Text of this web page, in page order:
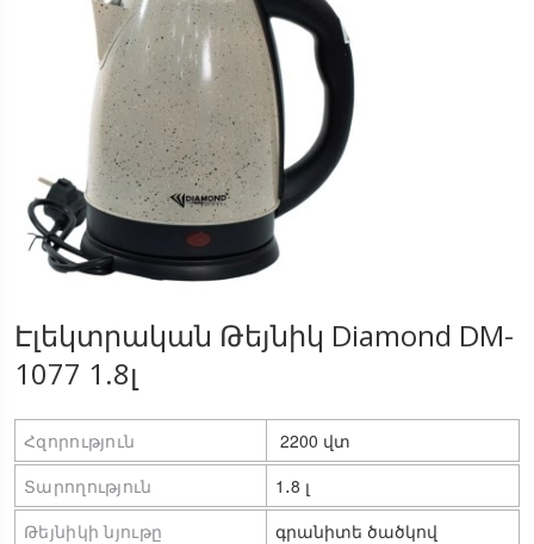
Էլեկտրական Թեյնիկ Diamond DM-
1077 1.8լ
Հզորություն
2200 վտ
Տարողություն
1․8 լ
Թեյնիկի նյութը
գրանիտե ծածկով